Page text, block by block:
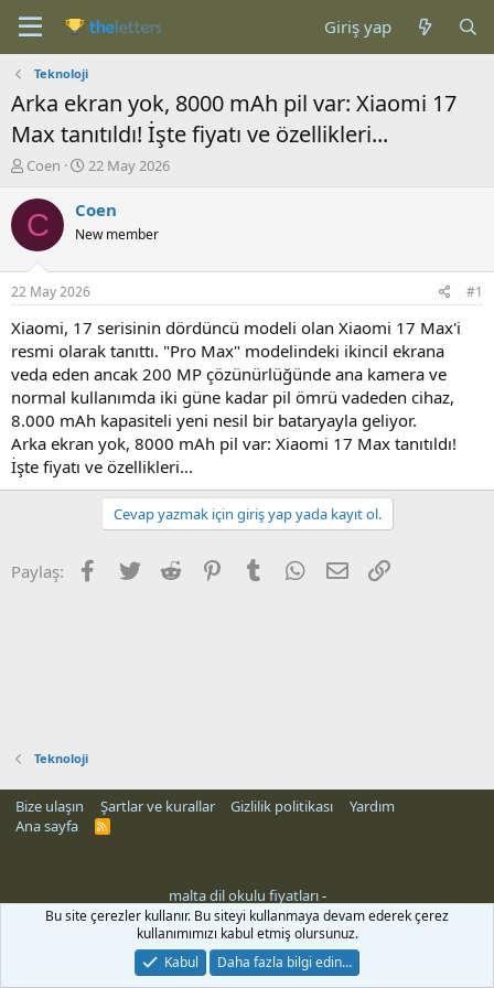
Giriş yap
Teknoloji
Arka ekran yok, 8000 mAh pil var: Xiaomi 17
Max tanıtıldı! İşte fiyatı ve özellikleri...
K
n
b
u
u
b
a
l
a
t
a
n
Coen
B
ş
a
g
ı
ç
a
r
i
h
i
22 May 2026
C Coen
New member
22 May 2026 #1
Xiaomi, 17 serisinin dördüncü modeli olan Xiaomi 17 Max'i
resmi olarak tanıttı. "Pro Max" modelindeki ikincil ekrana
veda eden ancak 200 MP çözünürlüğünde ana kamera ve
normal kullanımda iki güne kadar pil ömrü vadeden cihaz,
8.000 mAh kapasiteli yeni nesil bir bataryayla geliyor.
Arka ekran yok, 8000 mAh pil var: Xiaomi 17 Max tanıtıldı!
İşte fiyatı ve özellikleri...
Cevap yazmak için giriş yap yada kayıt ol.
Paylaş: Facebook
Twitter Reddit PinterestTumblr WhatsApp
E-posta
Teknoloji
Bize ulaşın Şartlar ve kurallar Gizlilik politikası
Yardım
Ana sayfa
R
malta dil okulu fiyatları-
rehber siteleriBu site çerezler kullanır. Bu siteyi kullanmaya devam ederek çerez
kullanımımızı kabul etmiş olursunuz.
Kabul
Daha fazla bilgi edin…